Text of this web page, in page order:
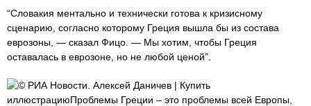
“Словакия ментально и технически готова к кризисному
сценарию, согласно которому Греция вышла бы из состава
еврозоны, — сказал Фицо. — Мы хотим, чтобы Греция
оставалась в еврозоне, но не любой ценой”.
© РИА Новости. Алексей Даничев | Купить
иллюстрациюПроблемы Греции – это проблемы всей Европы,